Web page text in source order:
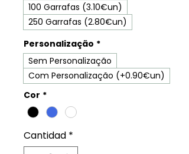
100 Garrafas (3.10€un)
250 Garrafas (2.80€un)
Personalização *
Sem Personalização
Com Personalização (+0.90€un)
Cor *
Cantidad *